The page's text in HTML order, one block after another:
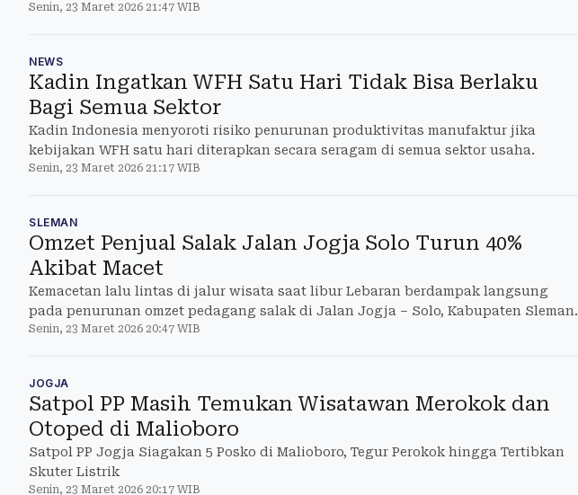
Senin, 23 Maret 2026 21:47 WIB
NEWS
Kadin Ingatkan WFH Satu Hari Tidak Bisa Berlaku
Bagi Semua Sektor
Kadin Indonesia menyoroti risiko penurunan produktivitas manufaktur jika
kebijakan WFH satu hari diterapkan secara seragam di semua sektor usaha.
Senin, 23 Maret 2026 21:17 WIB
SLEMAN
Omzet Penjual Salak Jalan Jogja Solo Turun 40%
Akibat Macet
Kemacetan lalu lintas di jalur wisata saat libur Lebaran berdampak langsung
pada penurunan omzet pedagang salak di Jalan Jogja – Solo, Kabupaten Sleman.
Senin, 23 Maret 2026 20:47 WIB
JOGJA
Satpol PP Masih Temukan Wisatawan Merokok dan
Otoped di Malioboro
Satpol PP Jogja Siagakan 5 Posko di Malioboro, Tegur Perokok hingga Tertibkan
Skuter Listrik
Senin, 23 Maret 2026 20:17 WIB